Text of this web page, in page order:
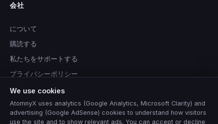
会社
について
購読する
私たちをサポートする
プライバシーポリシー
利用規約
We use cookies
AtomnyX uses analytics (Google Analytics, Microsoft Clarity) and
advertising (Google AdSense) cookies to understand how visitors
use the site and to show relevant ads. You can accept or decline